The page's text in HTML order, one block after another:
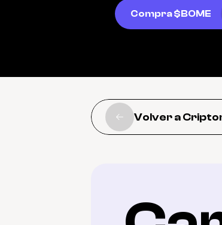
Compra $BOME
Volver a